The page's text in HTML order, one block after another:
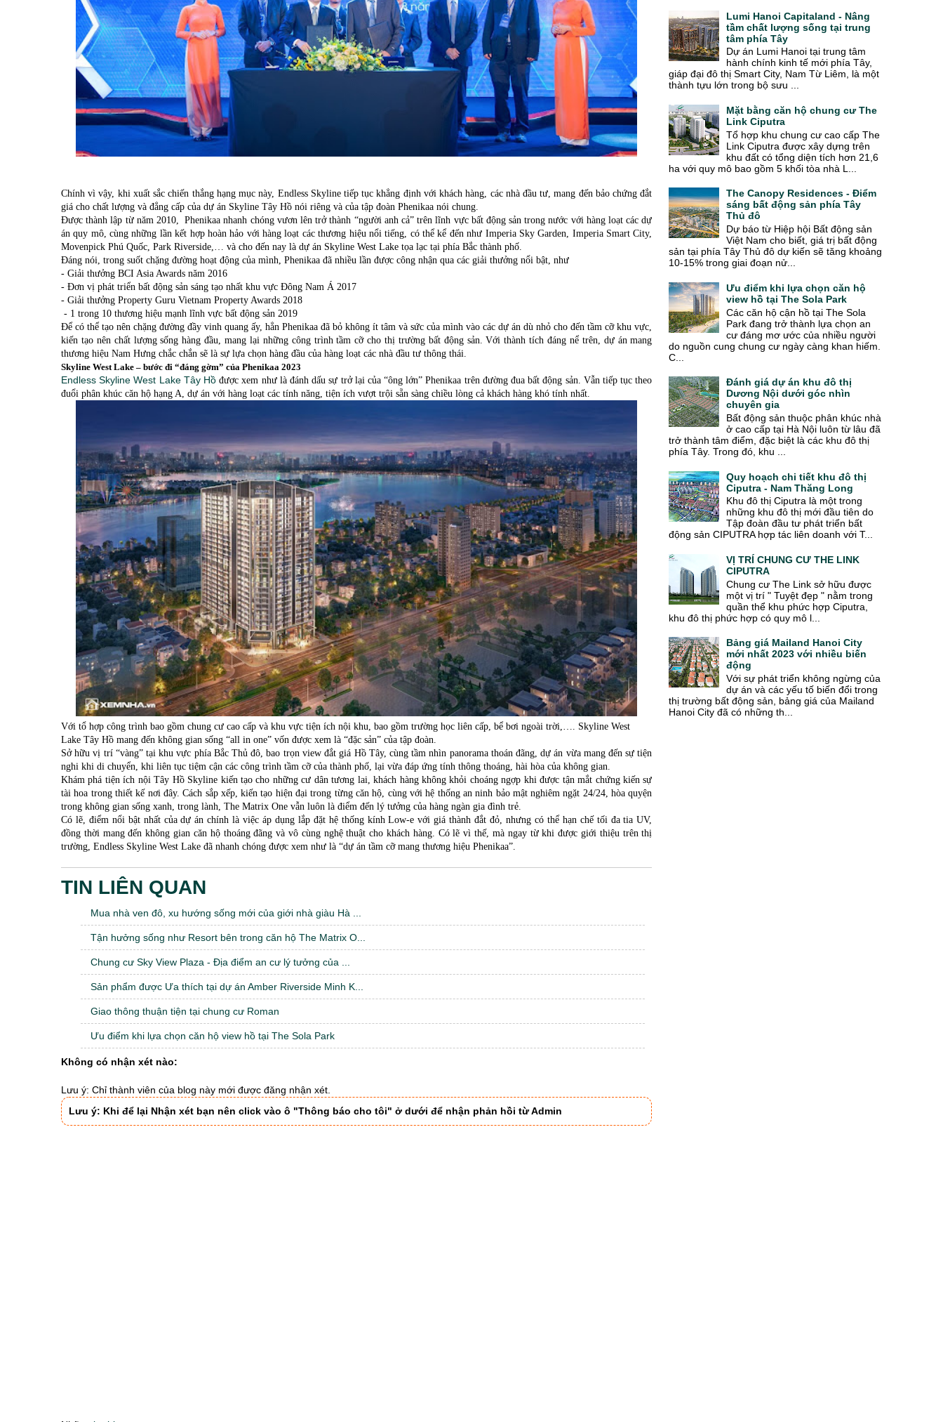
Chính vì vậy, khi xuất sắc chiến thắng hạng mục này, Endless Skyline tiếp tục khẳng định với khách hàng, các nhà đầu tư, mang đến bảo chứng đắt
giá cho chất lượng và đẳng cấp của dự án Skyline Tây Hồ nói riêng và của tập đoàn Phenikaa nói chung.
Được thành lập từ năm 2010, Phenikaa nhanh chóng vươn lên trở thành “người anh cả” trên lĩnh vực bất động sản trong nước với hàng loạt các dự
án quy mô, cùng những lần kết hợp hoàn hảo với hàng loạt các thương hiệu nổi tiếng, có thể kể đến như Imperia Sky Garden, Imperia Smart City,
Movenpick Phú Quốc, Park Riverside,… và cho đến nay là dự án Skyline West Lake tọa lạc tại phía Bắc thành phố.
Đáng nói, trong suốt chặng đường hoạt động của mình, Phenikaa đã nhiều lần được công nhận qua các giải thưởng nổi bật, như
- Giải thưởng BCI Asia Awards năm 2016
- Đơn vị phát triển bất động sản sáng tạo nhất khu vực Đông Nam Á 2017
- Giải thưởng Property Guru Vietnam Property Awards 2018
- 1 trong 10 thương hiệu mạnh lĩnh vực bất động sản 2019
Để có thể tạo nên chặng đường đầy vinh quang ấy, hẳn Phenikaa đã bỏ không ít tâm và sức của mình vào các dự án dù nhỏ cho đến tầm cỡ khu vực,
kiến tạo nên chất lượng sống hàng đầu, mang lại những công trình tầm cỡ cho thị trường bất động sản. Với thành tích đáng nể trên, dự án mang
thương hiệu Nam Hưng chắc chắn sẽ là sự lựa chọn hàng đầu của hàng loạt các nhà đầu tư thông thái.
Skyline West Lake – bước đi “đáng gờm” của Phenikaa 2023
Endless Skyline West Lake Tây Hồđược xem như là đánh dấu sự trở lại của “ông lớn” Phenikaa trên đường đua bất động sản. Vẫn tiếp tục theo
đuổi phân khúc căn hộ hạng A, dự án với hàng loạt các tính năng, tiện ích vượt trội sẵn sàng chiều lòng cả khách hàng khó tính nhất.
Với tổ hợp công trình bao gồm chung cư cao cấp và khu vực tiện ích nội khu, bao gồm trường học liên cấp, bể bơi ngoài trời,…. Skyline West
Lake Tây Hồ mang đến không gian sống “all in one” vốn được xem là “đặc sản” của tập đoàn.
Sở hữu vị trí “vàng” tại khu vực phía Bắc Thủ đô, bao trọn view đắt giá Hồ Tây, cùng tầm nhìn panorama thoán đãng, dự án vừa mang đến sự tiện
nghi khi di chuyển, khi liên tục tiệm cận các công trình tầm cỡ của thành phố, lại vừa đáp ứng tính thông thoáng, hài hòa của không gian.
Khám phá tiện ích nội Tây Hồ Skyline kiến tạo cho những cư dân tương lai, khách hàng không khỏi choáng ngợp khi được tận mắt chứng kiến sự
tài hoa trong thiết kế nơi đây. Cách sắp xếp, kiến tạo hiện đại trong từng căn hộ, cùng với hệ thống an ninh bảo mật nghiêm ngặt 24/24, hòa quyện
trong không gian sống xanh, trong lành, The Matrix One vẫn luôn là điểm đến lý tưởng của hàng ngàn gia đình trẻ.
Có lẽ, điểm nổi bật nhất của dự án chính là việc áp dụng lắp đặt hệ thống kính Low-e với giá thành đắt đỏ, nhưng có thể hạn chế tối đa tia UV,
đồng thời mang đến không gian căn hộ thoáng đãng và vô cùng nghệ thuật cho khách hàng. Có lẽ vì thế, mà ngay từ khi được giới thiệu trên thị
trường, Endless Skyline West Lake đã nhanh chóng được xem như là “dự án tầm cỡ mang thương hiệu Phenikaa”.
TIN LIÊN QUAN
Mua nhà ven đô, xu hướng sống mới của giới nhà giàu Hà ...
Tận hưởng sống như Resort bên trong căn hộ The Matrix O...
Chung cư Sky View Plaza - Địa điểm an cư lý tưởng của ...
Sản phẩm được Ưa thích tại dự án Amber Riverside Minh K...
Giao thông thuận tiện tại chung cư Roman
Ưu điểm khi lựa chọn căn hộ view hồ tại The Sola Park
Không có nhận xét nào:
Lưu ý: Chỉ thành viên của blog này mới được đăng nhận xét.
Lưu ý: Khi để lại Nhận xét bạn nên click vào ô "Thông báo cho tôi" ở dưới để nhận phản hồi từ Admin
Lumi Hanoi Capitaland - Nâng
tầm chất lượng sống tại trung
tâm phía Tây
Dự án Lumi Hanoi tại trung tâm
hành chính kinh tế mới phía Tây,
giáp đại đô thị Smart City, Nam Từ Liêm, là một
thành tựu lớn trong bộ sưu ...
Mặt bằng căn hộ chung cư The
Link Ciputra
Tổ hợp khu chung cư cao cấp The
Link Ciputra được xây dựng trên
khu đất có tổng diện tích hơn 21,6
ha với quy mô bao gồm 5 khối tòa nhà L...
The Canopy Residences - Điểm
sáng bất động sản phía Tây
Thủ đô
Dự báo từ Hiệp hội Bất động sản
Việt Nam cho biết, giá trị bất động
sản tại phía Tây Thủ đô dự kiến sẽ tăng khoảng
10-15% trong giai đoạn nử...
Ưu điểm khi lựa chọn căn hộ
view hồ tại The Sola Park
Các căn hộ cận hồ tại The Sola
Park đang trở thành lựa chọn an
cư đáng mơ ước của nhiều người
do nguồn cung chung cư ngày càng khan hiếm.
C...
Đánh giá dự án khu đô thị
Dương Nội dưới góc nhìn
chuyên gia
Bất động sản thuộc phân khúc nhà
ở cao cấp tại Hà Nội luôn từ lâu đã
trở thành tâm điểm, đặc biệt là các khu đô thị
phía Tây. Trong đó, khu ...
Quy hoạch chi tiết khu đô thị
Ciputra - Nam Thăng Long
Khu đô thị Ciputra là một trong
những khu đô thị mới đầu tiên do
Tập đoàn đầu tư phát triển bất
động sản CIPUTRA hợp tác liên doanh với T...
VỊ TRÍ CHUNG CƯ THE LINK
CIPUTRA
Chung cư The Link sở hữu được
một vị trí " Tuyệt đẹp " nằm trong
quần thể khu phức hợp Ciputra,
khu đô thị phức hợp có quy mô l...
Bảng giá Mailand Hanoi City
mới nhất 2023 với nhiều biến
động
Với sự phát triển không ngừng của
dự án và các yếu tố biến đổi trong
thị trường bất động sản, bảng giá của Mailand
Hanoi City đã có những th...